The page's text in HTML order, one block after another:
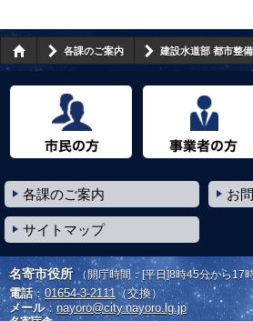
各課のご案内 建設水道部 都市整
各課のご案内 お
サイトマップ
名寄市役所 （開庁時間：[平日]8時45分から17
電話：01654-3-2111 （交換）
メール： nayoro@city.nayoro.lg.jp